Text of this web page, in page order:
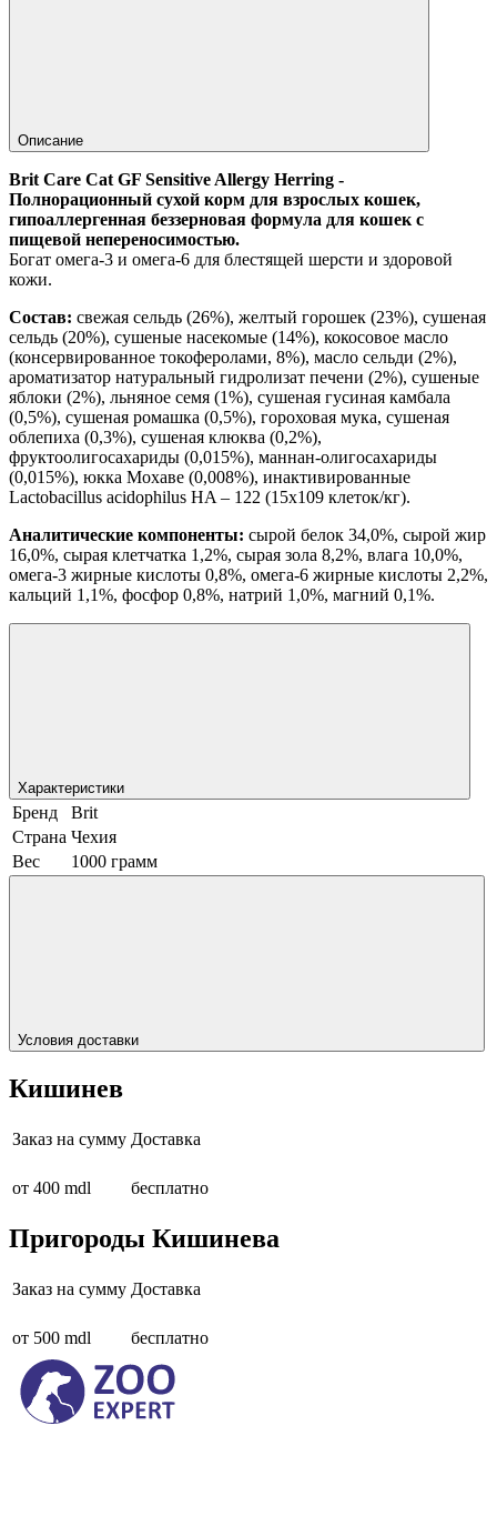
Описание
Brit Care Cat GF Sensitive Allergy Herring -
Полнорационный сухой корм для взрослых кошек,
гипоаллергенная беззерновая формула для кошек с
пищевой непереносимостью.
Богат омега-3 и омега-6 для блестящей шерсти и здоровой
кожи.
Состав: свежая сельдь (26%), желтый горошек (23%), сушеная
сельдь (20%), сушеные насекомые (14%), кокосовое масло
(консервированное токоферолами, 8%), масло сельди (2%),
ароматизатор натуральный гидролизат печени (2%), сушеные
яблоки (2%), льняное семя (1%), сушеная гусиная камбала
(0,5%), сушеная ромашка (0,5%), гороховая мука, сушеная
облепиха (0,3%), сушеная клюква (0,2%),
фруктоолигосахариды (0,015%), маннан-олигосахариды
(0,015%), юкка Мохаве (0,008%), инактивированные
Lactobacillus acidophilus HA – 122 (15x109 клеток/кг).
Аналитические компоненты: сырой белок 34,0%, сырой жир
16,0%, сырая клетчатка 1,2%, сырая зола 8,2%, влага 10,0%,
омега-3 жирные кислоты 0,8%, омега-6 жирные кислоты 2,2%,
кальций 1,1%, фосфор 0,8%, натрий 1,0%, магний 0,1%.
Характеристики
Бренд
Brit
Страна Чехия
Вес
1000 грамм
Условия доставки
Кишинев
Заказ на сумму Доставка
от 400 mdl бесплатно
Пригороды Кишинева
Заказ на сумму Доставка
от 500 mdl бесплатно